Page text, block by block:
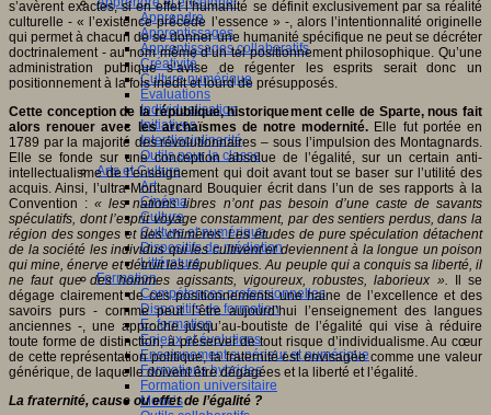
Apprendre
Apprentissages
Apprentissages collaboratifs
Créativité
Culture numérique
Evaluations
Individualisation
Initiatives
Interdisciplinarité
Outils pour la classe
Arts et Culture
Art
Cinéma
Culture
Culture et numérique
Dispositifs de médiation
Littérature
Formation
Compétences professionnelles
Dispositifs de formation
E- formation
Enjeux et évolutions
Enseignement supérieur et numérique
Formations hybrides
Formation universitaire
Mooc’s
s’avèrent exactes, si en effet l’humanité se définit exclusivement par sa réalité
culturelle - « l’existence précède l’essence » -, alors l’intentionnalité originelle
qui permet à chacun de se donner une humanité spécifique ne peut se décréter
doctrinalement - au nom même d’un tel positionnement philosophique. Qu’une
administration publique s’avise de régenter les esprits serait donc un
positionnement à la fois inédit et lourd de présupposés.
Cette conception de la république, historiquement celle de Sparte, nous fait
alors renouer avec les archaïsmes de notre modernité. Elle fut portée en
1789 par la majorité des révolutionnaires – sous l’impulsion des Montagnards.
Elle se fonde sur une conception absolue de l’égalité, sur un certain anti-
intellectualisme de l’enseignement qui doit avant tout se baser sur l’utilité des
acquis. Ainsi, l’ultra-Montagnard Bouquier écrit dans l’un de ses rapports à la
Convention :« les nations libres n’ont pas besoin d’une caste de savants
spéculatifs, dont l’esprit voyage constamment, par des sentiers perdus, dans la
région des songes et des chimères. Les études de pure spéculation détachent
de la société les individus qui les cultivent et deviennent à la longue un poison
qui mine, énerve et détruit les républiques. Au peuple qui a conquis sa liberté, il
ne faut que des hommes agissants, vigoureux, robustes, laborieux ». Il se
dégage clairement de ces positionnements une haine de l’excellence et des
savoirs purs - comme peut l’être aujourd’hui l’enseignement des langues
anciennes -, une approche jusqu’au-boutiste de l’égalité qui vise à réduire
toute forme de distinction, à préserver de tout risque d’individualisme. Au cœur
de cette représentation politique, la fraternité est envisagée comme une valeur
générique, de laquelle doivent être dégagées et la liberté et l’égalité.
La fraternité, cause ou effet de l’égalité ?